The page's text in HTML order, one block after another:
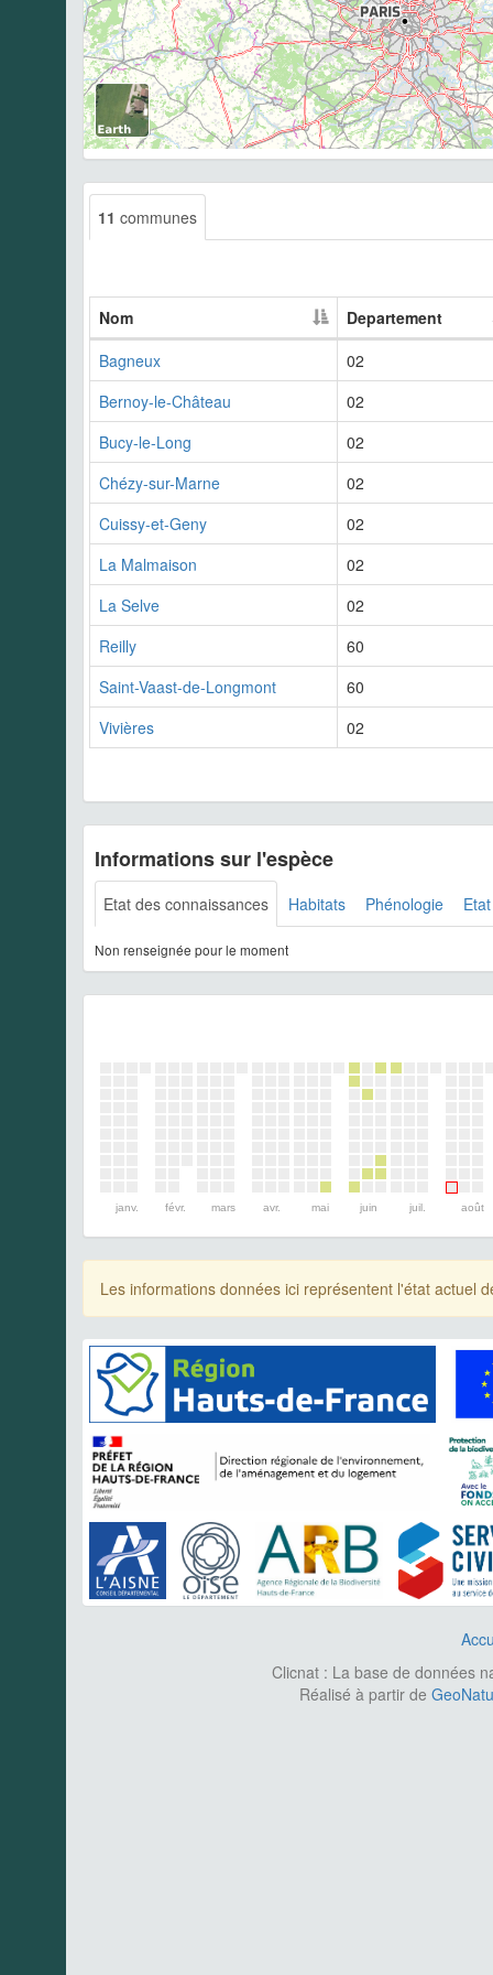
11 communes
Nom
Departement
Bagneux
02
Bernoy-le-Château
02
Bucy-le-Long
02
Chézy-sur-Marne
02
Cuissy-et-Geny
02
La Malmaison
02
La Selve
02
Reilly
60
Saint-Vaast-de-Longmont
60
Vivières
02
Informations sur l'espèce
Etat des connaissances Habitats Phénologie
Non renseignée pour le moment
janv. févr. mars avr. mai juin juil. août
Les informations données ici représentent l'état actuel
Clicnat : La base de données
Réalisé à partir de